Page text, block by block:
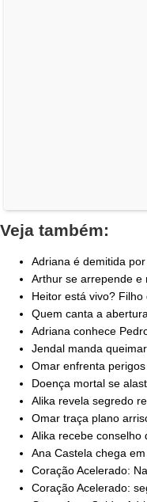
Veja também:
Adriana é demitida
Arthur se arrepende e
Heitor está vivo? Filho
Quem canta a
Adriana conhece
Jendal manda
Omar enfrenta perigos
Doença mortal se
Alika revela segredo
Omar traça plano
Alika recebe conselho
Ana Castela chega
Coração Acelerado:
Coração Acelerado: